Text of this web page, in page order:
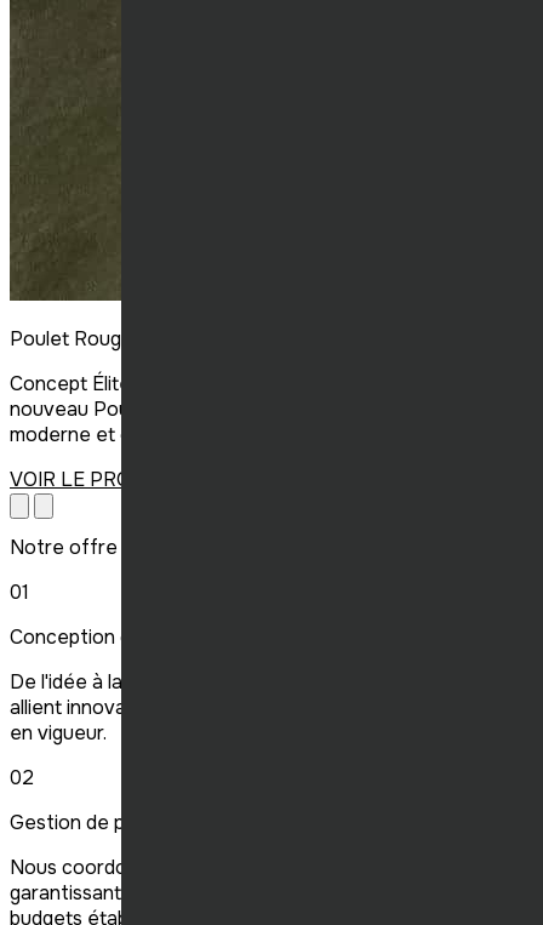
Poulet Rouge Victoriaville
Concept Élite Construction a réalisé la construction du
nouveau Poulet Rouge à Victoriaville, livrant un espace
moderne et convivial, fidèle aux standards de la chaîne.
VOIR LE PROJET
Notre offre
01
Conception de projet
De l'idée à la planification, nous concevons des projets qui
allient innovation, fonctionnalité et respect des normes
en vigueur.
02
Gestion de projet
Nous coordonnons tous les aspects de votre projet,
garantissant une exécution fluide, dans les délais et
budgets établis.